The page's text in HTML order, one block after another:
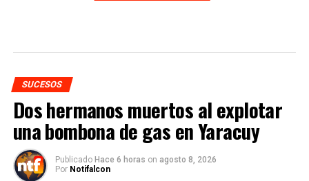
SUCESOS
Dos hermanos muertos al explotar
una bombona de gas en Yaracuy
Publicado Hace 6 horas on agosto 8, 2026
Por Notifalcon